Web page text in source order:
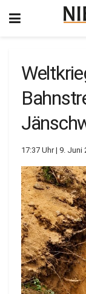
17:37 Uhr | 9. Juni